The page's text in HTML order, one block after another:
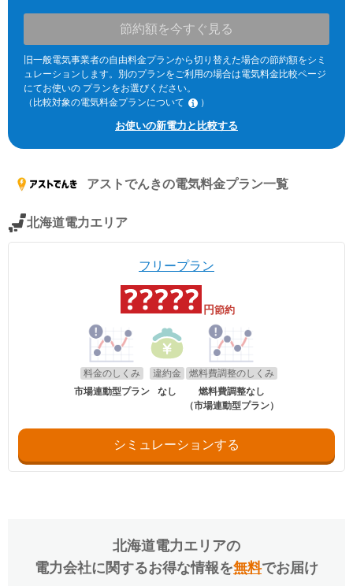
節約額を今すぐ見る
旧一般電気事業者の自由料金プランから切り替えた場合の節約額をシミ
ュレーションします。別のプランをご利用の場合は電気料金比較ページ
にてお使いの プランをお選びください。
（比較対象の電気料金プランについて
）
※北海道電力エリア「エネとくポイントプラン」「従量電灯C」、東北
電力エリア「よりそう+ｅねっとバリュー」「よりそう＋ファミリーバ
リュー」(kVA契約)、東京電力エリア「スタンダードS」「スタンダード
量電灯ネクスト」、関西電力エリア「なっトクでんき」「なっトクでん
きBiz」(kVA契約)、中国電力エリア「ぐっとずっと。プラン スマートコ
「おトクeプラン」「ビジネススタンダードプラン」(kVA契約)、九州電
※関西電力エリアの「なっトクでんき」「なっトクでんきBiz」ではガス
お使いの新電力と比較する
アストでんきの電気料金プラン一覧
北海道電力エリア
フリープラン
円節約
料金のしくみ
市場連動型プラン
違約金
なし
燃料費調整のしくみ
燃料費調整なし
（市場連動型プラン）
シミュレーションする
北海道電力エリアの
電力会社に関するお得な情報を無料でお届け